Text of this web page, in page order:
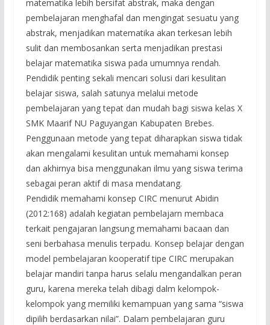
matematika lebih bersifat abstrak, maka dengan
pembelajaran menghafal dan mengingat sesuatu yang
abstrak, menjadikan matematika akan terkesan lebih
sulit dan membosankan serta menjadikan prestasi
belajar matematika siswa pada umumnya rendah.
Pendidik penting sekali mencari solusi dari kesulitan
belajar siswa, salah satunya melalui metode
pembelajaran yang tepat dan mudah bagi siswa kelas X
SMK Maarif NU Paguyangan Kabupaten Brebes.
Penggunaan metode yang tepat diharapkan siswa tidak
akan mengalami kesulitan untuk memahami konsep
dan akhirnya bisa menggunakan ilmu yang siswa terima
sebagai peran aktif di masa mendatang.
Pendidik memahami konsep CIRC menurut Abidin
(2012:168) adalah kegiatan pembelajarn membaca
terkait pengajaran langsung memahami bacaan dan
seni berbahasa menulis terpadu. Konsep belajar dengan
model pembelajaran kooperatif tipe CIRC merupakan
belajar mandiri tanpa harus selalu mengandalkan peran
guru, karena mereka telah dibagi dalm kelompok-
kelompok yang memiliki kemampuan yang sama “siswa
dipilih berdasarkan nilai”. Dalam pembelajaran guru